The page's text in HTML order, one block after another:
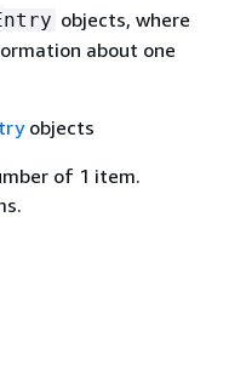
objects, where
about one
objects
of 1 item.